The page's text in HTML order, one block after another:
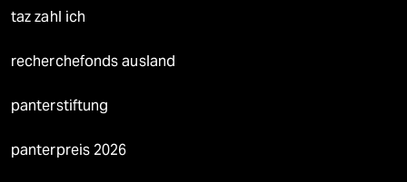
taz zahl ich
recherchefonds ausland
panterstiftung
panterpreis 2026